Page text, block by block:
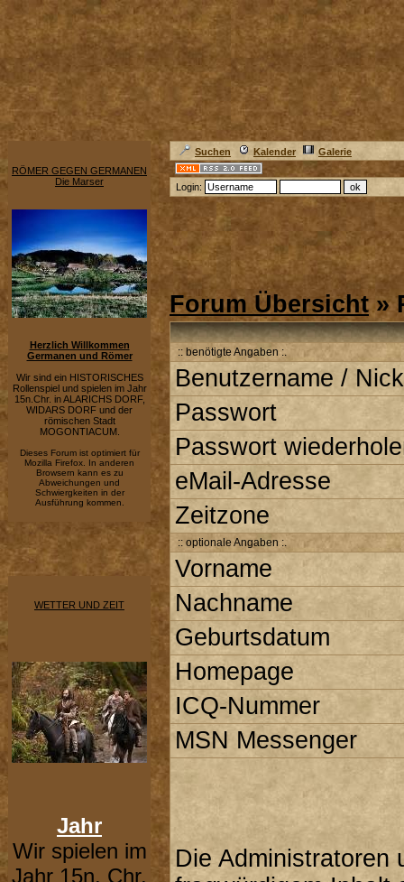
RÖMER GEGEN GERMANEN
Die Marser
Herzlich Willkommen
Germanen und Römer
Wir sind ein HISTORISCHES
Rollenspiel und spielen im Jahr
15n.Chr. in ALARICHS DORF,
WIDARS DORF und der
römischen Stadt
MOGONTIACUM.
Dieses Forum ist optimiert für
Mozilla Firefox. In anderen
Browsern kann es zu
Abweichungen und
Schwiergkeiten in der
Ausführung kommen.
WETTER UND ZEIT
Jahr
Wir spielen im
Jahr 15n. Chr.
Suchen Kalender Galerie
Login:
Forum Übersicht»
:: benötigte Angaben :.
Benutzername / Nick
Passwort
Passwort
eMail-Adresse
Zeitzone
:: optionale Angaben :.
Vorname
Nachname
Geburtsdatum
Homepage
ICQ-Nummer
MSN Messenger
Die Administratoren